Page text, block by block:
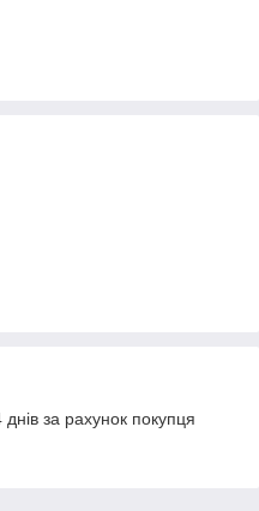
за рахунок покупця